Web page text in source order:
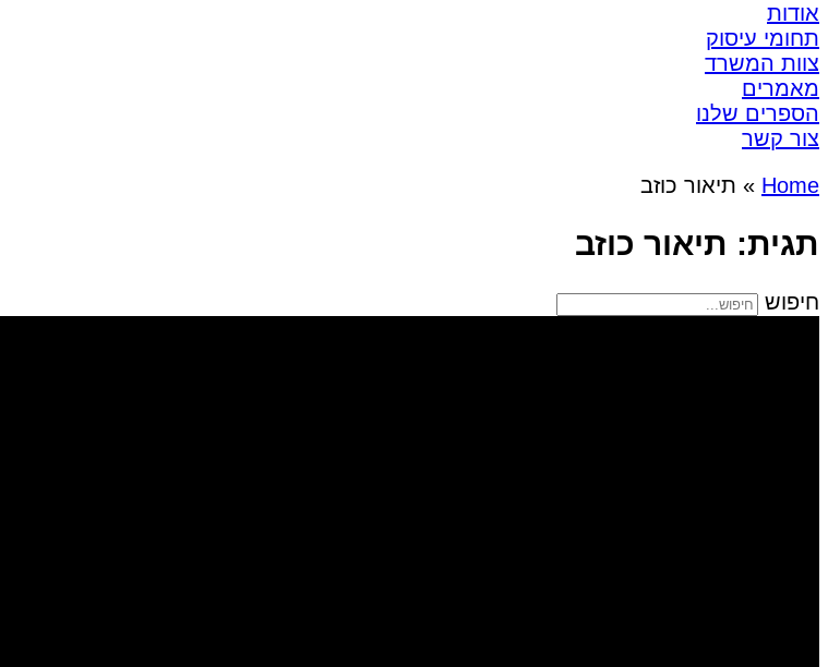
אודות
תחומי עיסוק
צוות המשרד
מאמרים
הספרים שלנו
צור קשר
Home
» תיאור כוזב
תגית: תיאור כוזב
חיפוש